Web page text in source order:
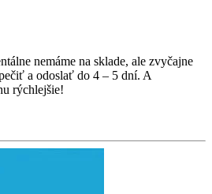
nemáme na sklade, ale zvyčajne
a odoslať do 4 – 5 dní. A
rýchlejšie!